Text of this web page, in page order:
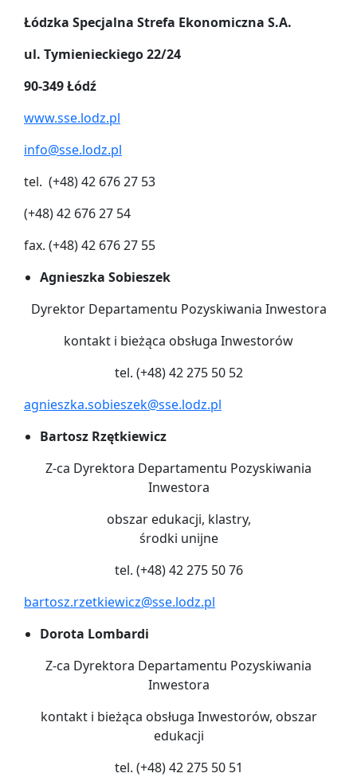
Łódzka Specjalna Strefa Ekonomiczna S.A.
ul. Tymienieckiego 22/24
90-349 Łódź
www.sse.lodz.pl
info@sse.lodz.pl
tel. (+48) 42 676 27 53
(+48) 42 676 27 54
fax. (+48) 42 676 27 55
Agnieszka Sobieszek
Dyrektor Departamentu Pozyskiwania Inwestora
kontakt i bieżąca obsługa Inwestorów
tel. (+48) 42 275 50 52
agnieszka.sobieszek@sse.lodz.pl
Bartosz Rzętkiewicz
Z-ca Dyrektora Departamentu Pozyskiwania
Inwestora
obszar edukacji, klastry,
środki unijne
tel. (+48) 42 275 50 76
bartosz.rzetkiewicz@sse.lodz.pl
Dorota Lombardi
Z-ca Dyrektora Departamentu Pozyskiwania
Inwestora
kontakt i bieżąca obsługa Inwestorów, obszar
edukacji
tel. (+48) 42 275 50 51